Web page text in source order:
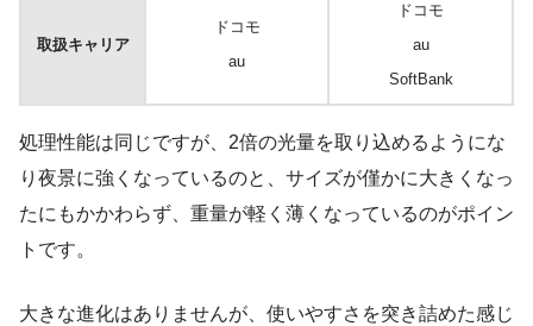
取扱キャリア
ドコモ
au
ドコモ
au
SoftBank
処理性能は同じですが、2倍の光量を取り込めるようにな
り夜景に強くなっているのと、サイズが僅かに大きくなっ
たにもかかわらず、重量が軽く薄くなっているのがポイン
トです。
大きな進化はありませんが、使いやすさを突き詰めた感じ